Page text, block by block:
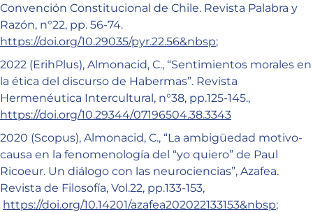
Convención Constitucional de Chile. Revista Palabra y
Razón, n°22, pp. 56-74.
https://doi.org/10.29035/pyr.22.56&nbsp;
2022 (ErihPlus), Almonacid, C., “Sentimientos morales en
la ética del discurso de Habermas”. Revista
Hermenéutica Intercultural, n°38, pp.125-145.,
https://doi.org/10.29344/07196504.38.3343
2020 (Scopus), Almonacid, C., “La ambigüedad motivo-
causa en la fenomenología del “yo quiero” de Paul
Ricoeur. Un diálogo con las neurociencias”, Azafea.
Revista de Filosofía, Vol.22, pp.133-153,
https://doi.org/10.14201/azafea202022133153&nbsp;